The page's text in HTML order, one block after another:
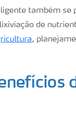
também se
de
,